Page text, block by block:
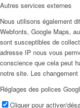
Autres services externes
Nous utilisons également
Webfonts, Google Maps,
sont susceptibles de
adresse IP nous vous
conscience que cela peut
notre site. Les
Réglages des polices
Cliquer pour activer/